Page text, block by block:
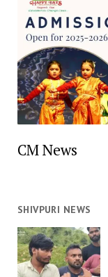
CM News
SHIVPURI NEWS